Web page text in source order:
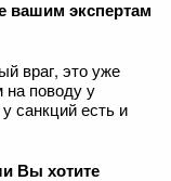
вашим экспертам
враг, это уже
поводу у
санкций есть и
Вы хотите